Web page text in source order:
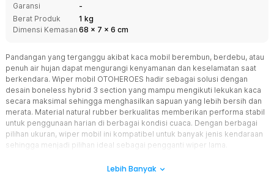
Garansi
-
Berat Produk
1 kg
Dimensi Kemasan 68 x 7 x 6 cm
Pandangan yang terganggu akibat kaca mobil berembun, berdebu, atau
penuh air hujan dapat mengurangi kenyamanan dan keselamatan saat
berkendara. Wiper mobil OTOHEROES hadir sebagai solusi dengan
desain boneless hybrid 3 section yang mampu mengikuti lekukan kaca
secara maksimal sehingga menghasilkan sapuan yang lebih bersih dan
merata. Material natural rubber berkualitas memberikan performa stabil
untuk penggunaan harian di berbagai kondisi cuaca. Dengan berbagai
pilihan ukuran, wiper mobil ini kompatibel untuk banyak jenis kendaraan
sehingga menjadi pilihan ideal sebagai pengganti wiper lama.
Lebih Banyak